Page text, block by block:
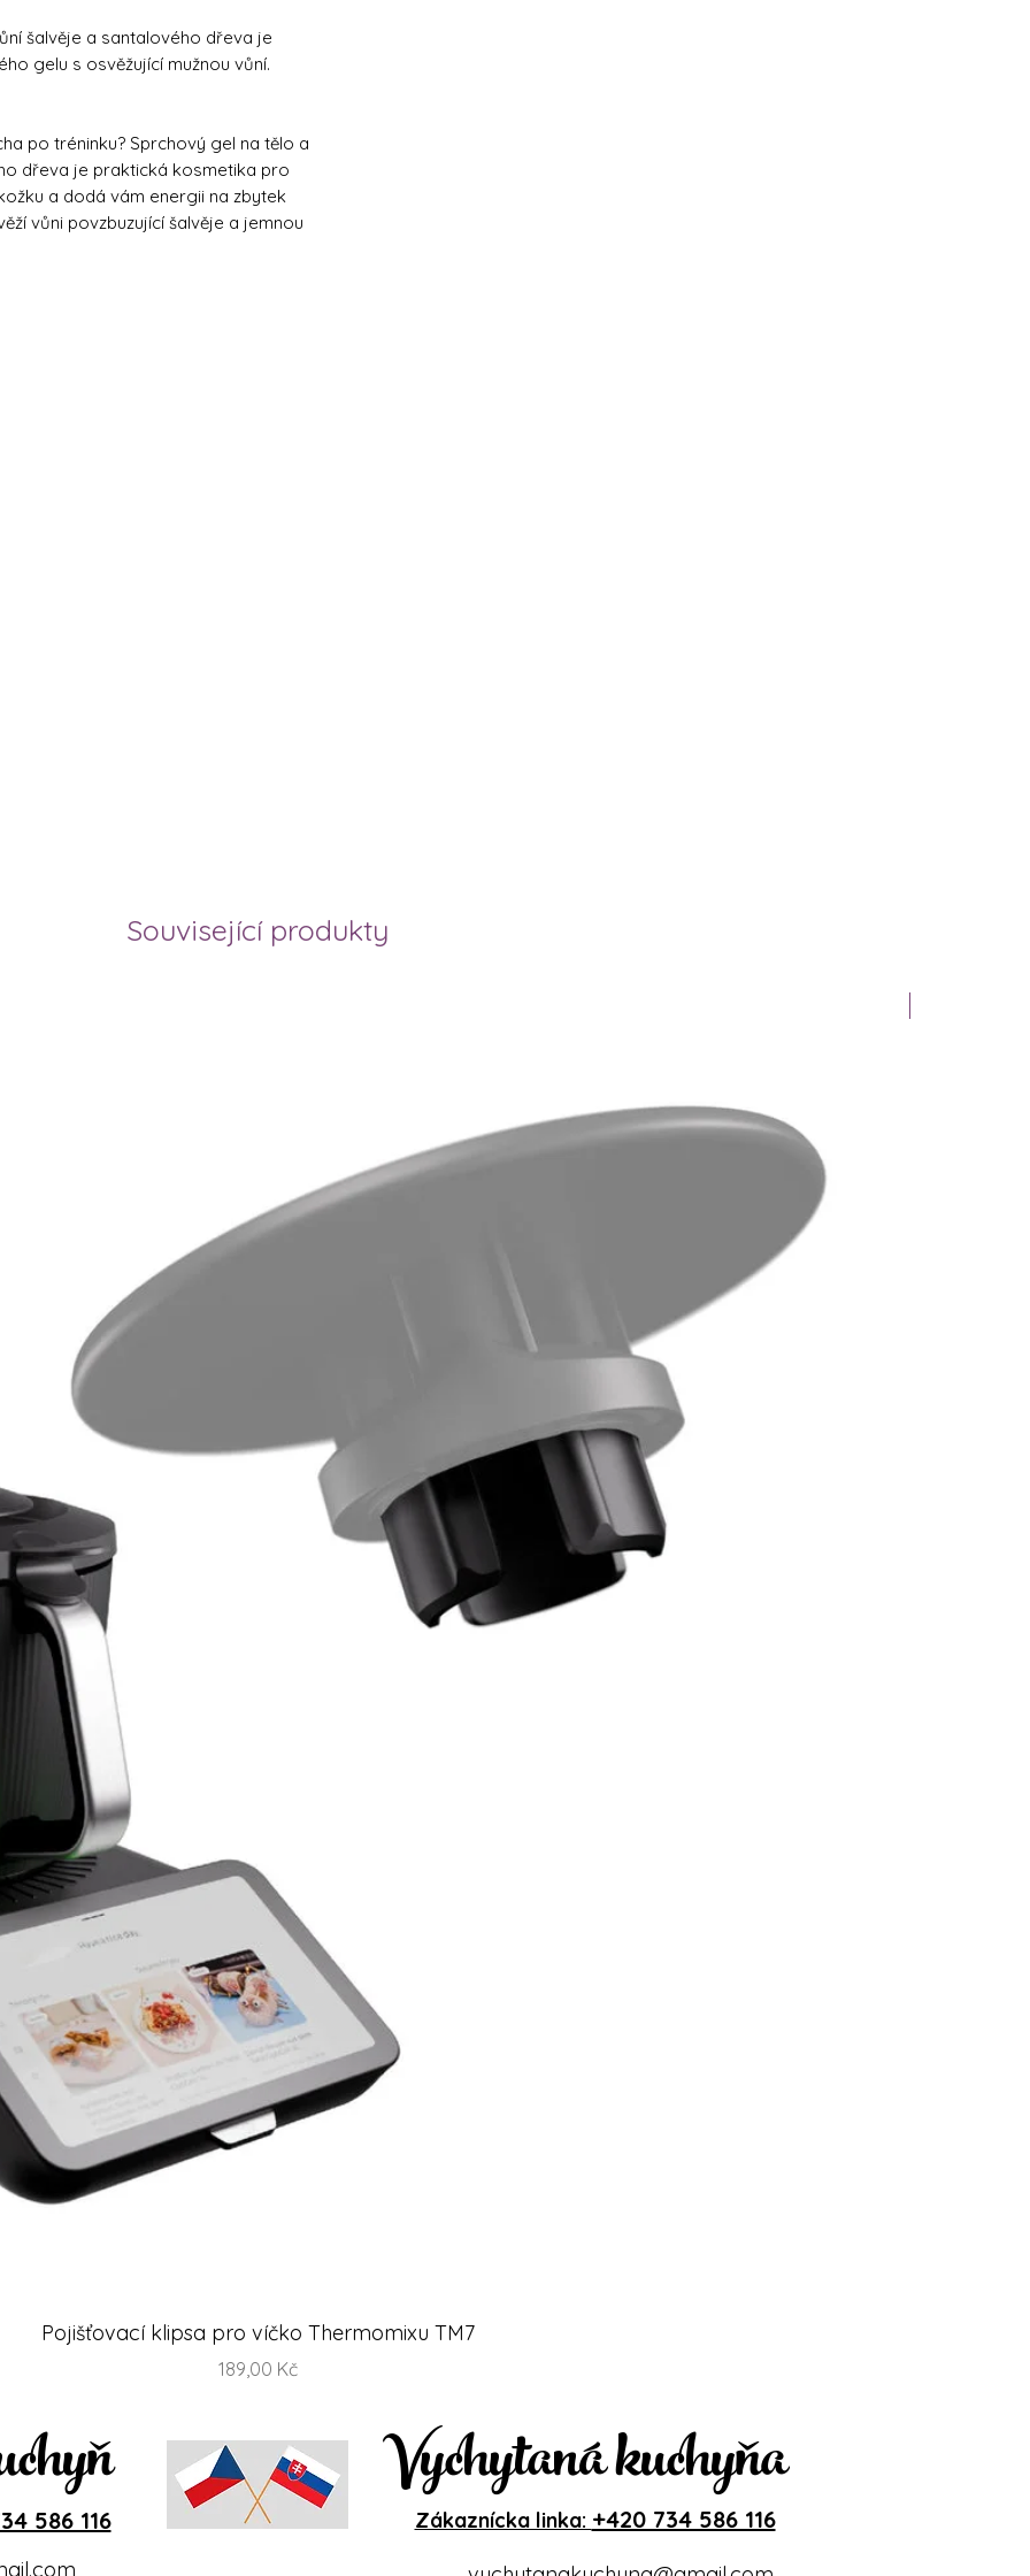
šalvěje a santalového dřeva je
gelu s osvěžující mužnou vůní.
po tréninku? Sprchový gel na tělo a
dřeva je praktická kosmetika pro
a dodá vám energii na zbytek
vůni povzbuzující šalvěje a jemnou
Související produkty
Rychlý náhled
Pojišťovací klipsa pro víčko Thermomixu TM7
Cena
189,00 Kč
586 116 Vychytaná kuchyňa
Zákaznícka linka: +420 734 586 116